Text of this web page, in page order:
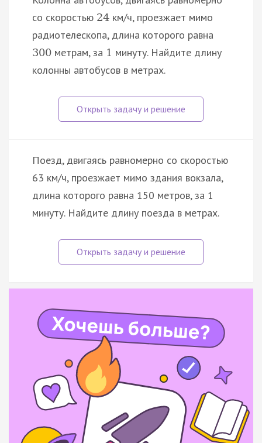
со скоростью 24 км/ч, проезжает мимо
радиотелескопа, длина которого равна
300 метрам, за 1 минуту. Найдите длину
колонны автобусов в метрах.
Поезд, двигаясь равномерно со скоростью
63 км/ч, проезжает мимо здания вокзала,
длина которого равна 150 метров, за 1
минуту. Найдите длину поезда в метрах.